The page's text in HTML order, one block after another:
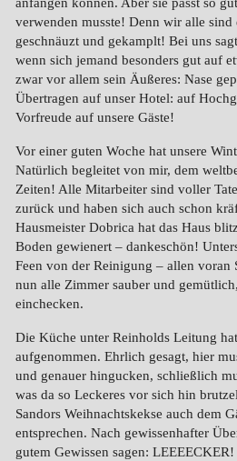
verwenden musste! Denn wir alle sind
geschnäuzt und gekamplt! Bei uns
wenn sich jemand besonders gut auf
zwar vor allem sein Äußeres: Nase
Übertragen auf unser Hotel: auf
Vorfreude auf unsere Gäste!
Vor einer guten Woche hat unsere
Natürlich begleitet von mir, dem
Zeiten! Alle Mitarbeiter sind voller
zurück und haben sich auch schon
Hausmeister Dobrica hat das Haus
Boden gewienert – dankeschön!
Feen von der Reinigung – allen voran
nun alle Zimmer sauber und
einchecken.
Die Küche unter Reinholds Leitung
aufgenommen. Ehrlich gesagt, hier
und genauer hingucken, schließlich
was da so Leckeres vor sich hin
Sandors Weihnachtskekse auch dem
entsprechen. Nach gewissenhafter
gutem Gewissen sagen: